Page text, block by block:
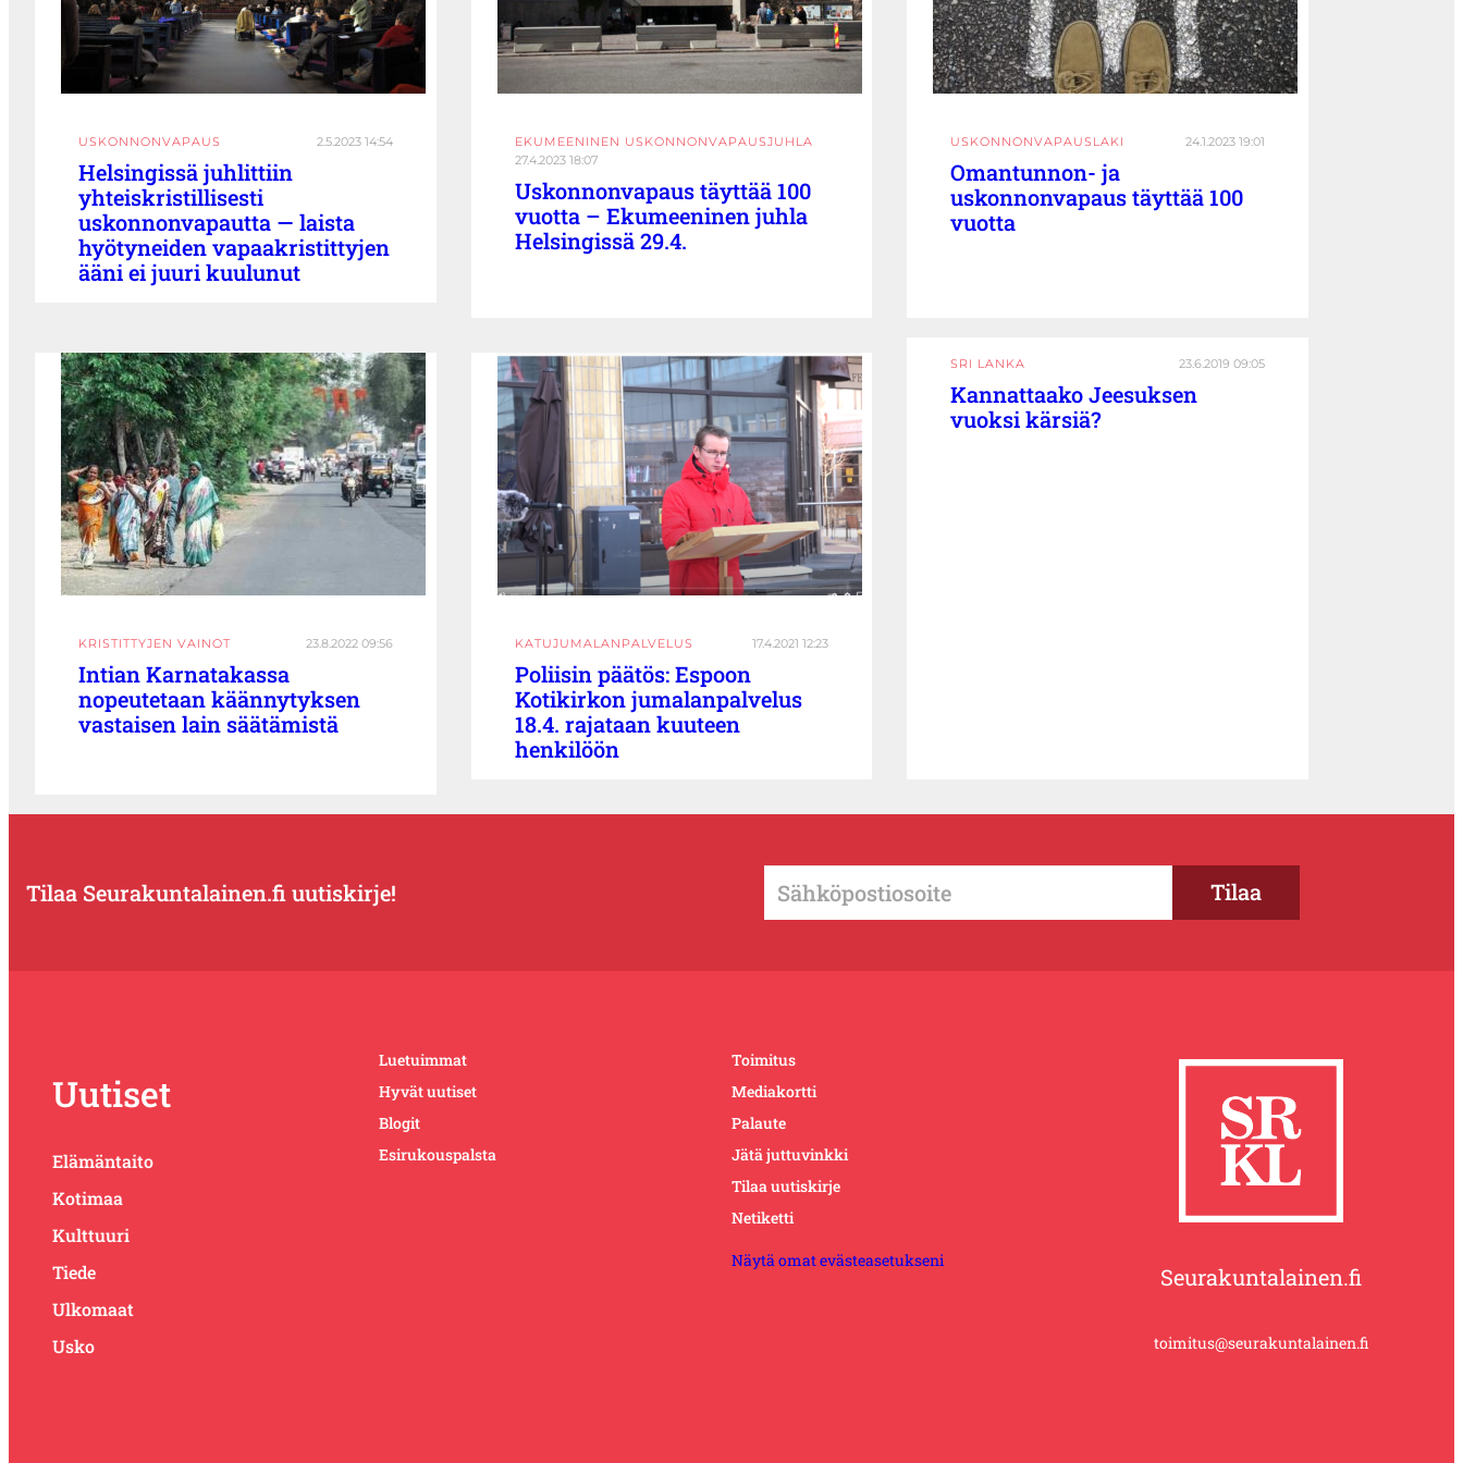
USKONNONVAPAUS 2.5.2023 14:54
Helsingissä juhlittiin
yhteiskristillisesti
uskonnonvapautta — laista
hyötyneiden vapaakristittyjen
ääni ei juuri kuulunut
EKUMEENINEN USKONNONVAPAUSJUHLA
27.4.2023 18:07
Uskonnonvapaus täyttää 100
vuotta – Ekumeeninen juhla
Helsingissä 29.4.
USKONNONVAPAUSLAKI 24.1.2023 19:01
Omantunnon- ja
uskonnonvapaus täyttää 100
vuotta
KRISTITTYJEN VAINOT 23.8.2022 09:56
Intian Karnatakassa
nopeutetaan käännytyksen
vastaisen lain säätämistä
KATUJUMALANPALVELUS 17.4.2021 12:23
Poliisin päätös: Espoon
Kotikirkon jumalanpalvelus
18.4. rajataan kuuteen
henkilöön
SRI LANKA 23.6.2019 09:05
Kannattaako Jeesuksen
vuoksi kärsiä?
Tilaa Seurakuntalainen.fi uutiskirje!
Uutiset
Elämäntaito
Kotimaa
Kulttuuri
Tiede
Ulkomaat
Usko
Luetuimmat
Hyvät uutiset
Blogit
Esirukouspalsta
Toimitus
Mediakortti
Palaute
Jätä juttuvinkki
Tilaa uutiskirje
Netiketti
Näytä omat evästeasetukseni
Seurakuntalainen.fi
toimitus@seurakuntalainen.fi